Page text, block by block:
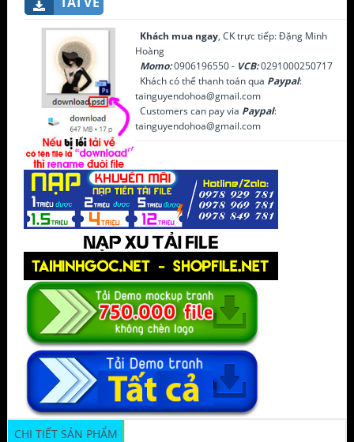
Khách mua ngay, CK trực tiếp: Đặng Minh
Hoàng
Momo:0906196550 - VCB:0291000250717
Khách có thể thanh toán qua Paypal:
tainguyendohoa@gmail.com
Customers can pay via Paypal:
tainguyendohoa@gmail.com
CHI TIẾT SẢN PHẨM